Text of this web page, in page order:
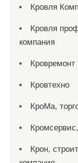
Кровля
Кровля
компания
Кровремонт
Кровтехно
КроМа,
Крон,